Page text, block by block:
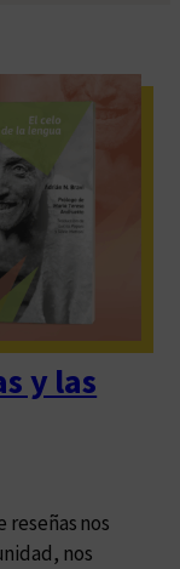
y las
reseñas nos
nos